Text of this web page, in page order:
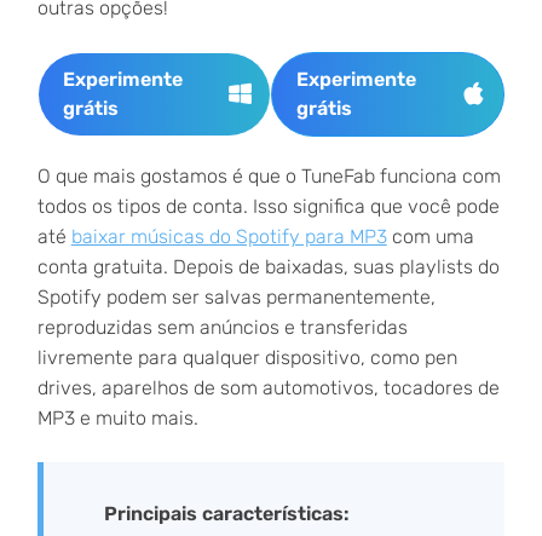
outras opções!
Experimente
grátis
Experimente
grátis
O que mais gostamos é que o TuneFab funciona com
todos os tipos de conta. Isso significa que você pode
até baixar músicas do Spotify para MP3com uma
conta gratuita. Depois de baixadas, suas playlists do
Spotify podem ser salvas permanentemente,
reproduzidas sem anúncios e transferidas
livremente para qualquer dispositivo, como pen
drives, aparelhos de som automotivos, tocadores de
MP3 e muito mais.
Principais características: